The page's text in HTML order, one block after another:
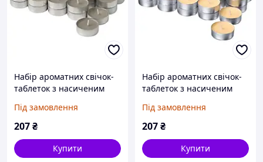
Набір ароматних свічок-
таблеток з насиченим
дерева та пачулі 30 шт.
IKEA LOTSFÅGEL
Під замовлення
207₴
Купити
Набір ароматних свічок-
таблеток з насиченим
IKEA LOTSFÅGEL
106.087.00
Під замовлення
207₴
Купити